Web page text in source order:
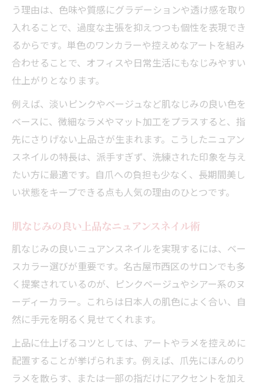
う理由は、色味や質感にグラデーションや透け感を取り
入れることで、過度な主張を抑えつつも個性を表現でき
るからです。単色のワンカラーや控えめなアートを組み
合わせることで、オフィスや日常生活にもなじみやすい
仕上がりとなります。
例えば、淡いピンクやベージュなど肌なじみの良い色を
ベースに、微細なラメやマット加工をプラスすると、指
先にさりげない上品さが生まれます。こうしたニュアン
スネイルの特長は、派手すぎず、洗練された印象を与え
たい方に最適です。自爪への負担も少なく、長期間美し
い状態をキープできる点も人気の理由のひとつです。
肌なじみの良い上品なニュアンスネイル術
肌なじみの良いニュアンスネイルを実現するには、ベー
スカラー選びが重要です。名古屋市西区のサロンでも多
く提案されているのが、ピンクベージュやシアー系のヌ
ーディーカラー。これらは日本人の肌色によく合い、自
然に手元を明るく見せてくれます。
上品に仕上げるコツとしては、アートやラメを控えめに
配置することが挙げられます。例えば、爪先にほんのり
ラメを散らす、または一部の指だけにアクセントを加え